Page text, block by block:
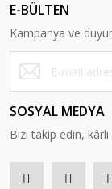
E-BÜLTEN
Kampanya ve
SOSYAL MEDYA
Bizi takip edin, kârlı